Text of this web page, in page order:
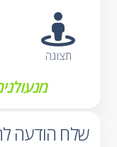
תצוגה
שלח הודעה